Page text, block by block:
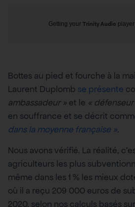
Getting your Trinity Audio
Bottes au pied et fourche à la
Laurent Duplomb se présente
ambassadeur » et le « défenseur
en souffrance et se décrit
dans la moyenne française ».
Nous avons vérifié. La réalité,
agriculteurs les plus
même dans les 1 % les mieux
où il a reçu 209 000 euros de
2020, selon nos calculs basés